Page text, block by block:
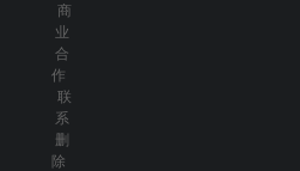
商
业
合
作
联
系
删
除